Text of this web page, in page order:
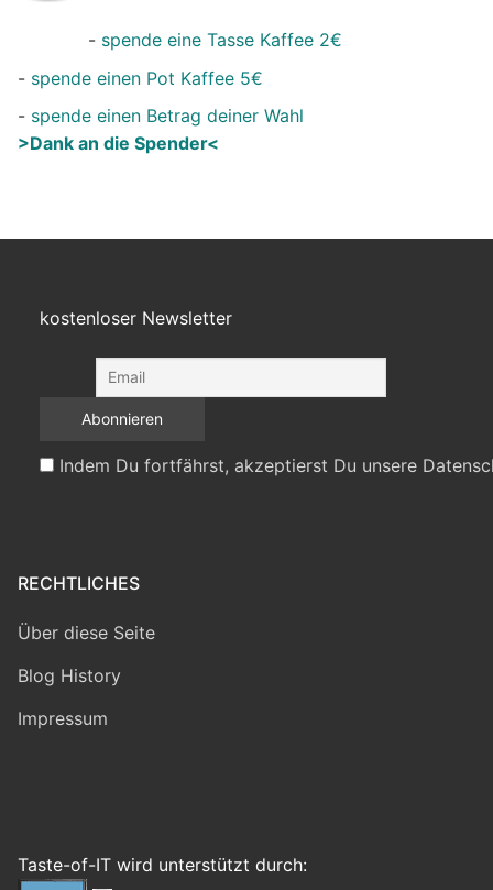
- spende eine Tasse Kaffee 2€
- spende einen Pot Kaffee 5€
- spende einen Betrag deiner Wahl
>Dank an die Spender<
kostenloser Newsletter
Indem Du fortfährst, akzeptierst Du unsere
RECHTLICHES
Über diese Seite
Blog History
Impressum
Taste-of-IT wird unterstützt durch: